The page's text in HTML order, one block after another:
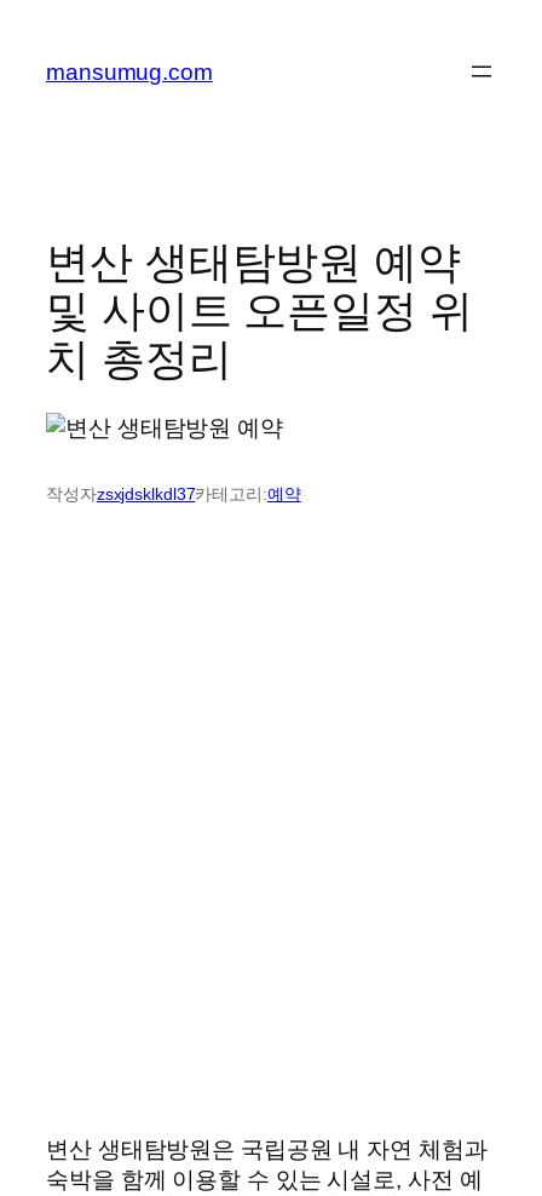
mansumug.com
변산 생태탐방원 예약
및 사이트 오픈일정 위
치 총정리
작성자zsxjdsklkdl37카테고리:예약
변산 생태탐방원은 국립공원 내 자연 체험과
숙박을 함께 이용할 수 있는 시설로, 사전 예